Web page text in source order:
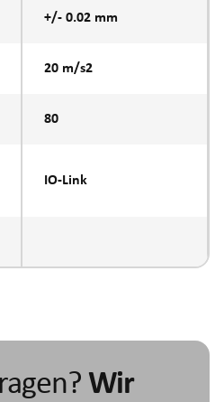
+/- 0.02 mm
20 m/s2
80
IO-Link
Wir